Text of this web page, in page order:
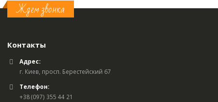
Ждем звонка
Контакты
Адрес:
г. Киев, просп. Берестейский 67
Телефон:
+38 (097) 355 44 21